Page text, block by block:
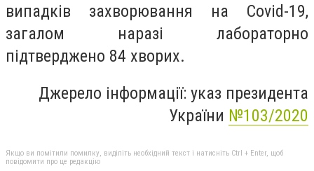
випадків захворювання на Covid-19,
загалом наразі лабораторно
підтверджено 84 хворих.
Джерело інформації: указ президента
України №103/2020
Якщо ви помітили помилку, виділіть необхідний текст і натисніть Ctrl + Enter, щоб
повідомити про це редакцію